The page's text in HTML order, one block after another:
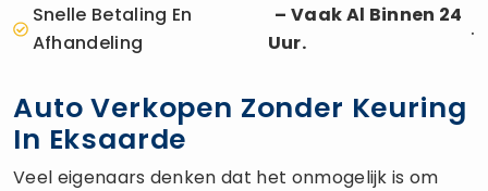
Snelle Betaling En
Afhandeling
– Vaak Al Binnen 24
Uur.
.
Auto Verkopen Zonder Keuring
In Eksaarde
Veel eigenaars denken dat het onmogelijk is om